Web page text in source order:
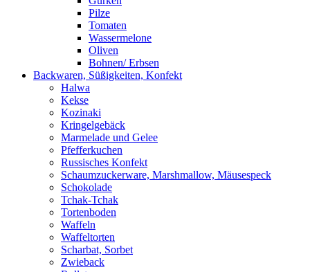
Pilze
Tomaten
Wassermelone
Oliven
Bohnen/ Erbsen
Backwaren, Süßigkeiten, Konfekt
Halwa
Kekse
Kozinaki
Kringelgebäck
Marmelade und Gelee
Pfefferkuchen
Russisches Konfekt
Schaumzuckerware, Marshmallow, Mäusespeck
Schokolade
Tchak-Tchak
Tortenboden
Waffeln
Waffeltorten
Scharbat, Sorbet
Zwieback